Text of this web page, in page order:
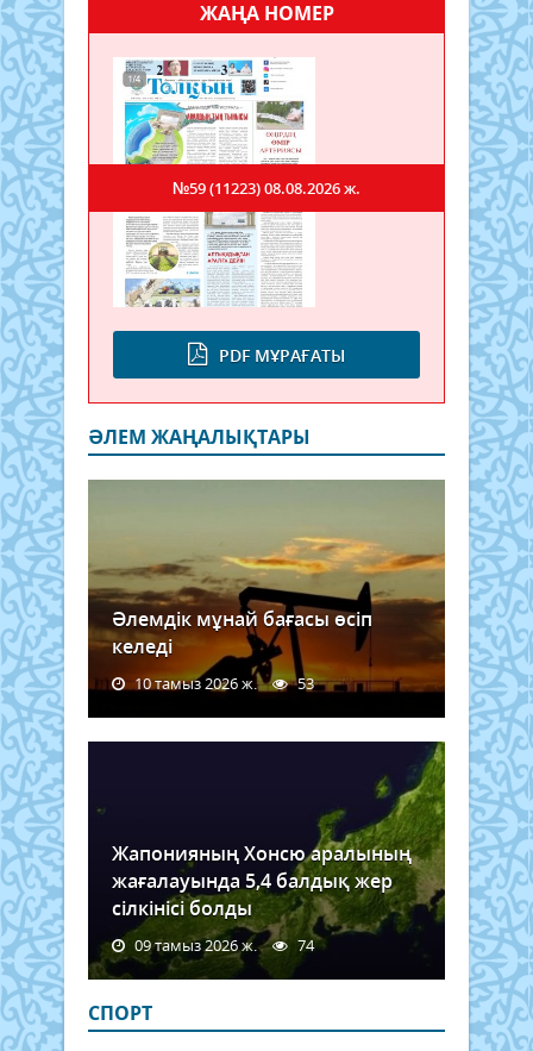
ЖАҢА НОМЕР
PDF МҰРАҒАТЫ
№59 (11223)08.08.2026 ж.
ӘЛЕМ ЖАҢАЛЫҚТАРЫ
Әлемдік мұнай бағасы өсіп
келеді
10 тамыз 2026 ж. 53
Жапонияның Хонсю аралының
жағалауында 5,4 балдық жер
сілкінісі болды
09 тамыз 2026 ж. 74
СПОРТ